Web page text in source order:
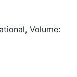
Volume: